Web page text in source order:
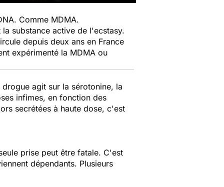
Comme MDMA.
substance active de l'ecstasy.
depuis deux ans en France
expérimenté la MDMA ou
agit sur la sérotonine, la
infimes, en fonction des
secrétées à haute dose, c'est
prise peut être fatale. C'est
dépendants. Plusieurs